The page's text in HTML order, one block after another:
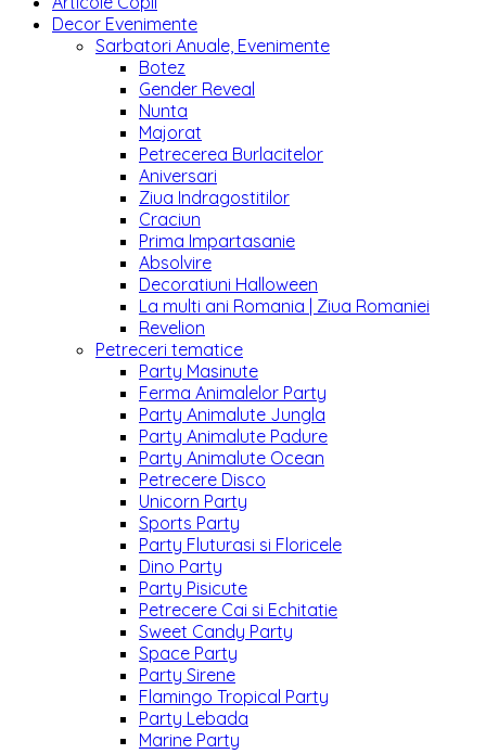
Decor Evenimente
Sarbatori Anuale, Evenimente
Botez
Gender Reveal
Nunta
Majorat
Petrecerea Burlacitelor
Aniversari
Ziua Indragostitilor
Craciun
Prima Impartasanie
Absolvire
Decoratiuni Halloween
La multi ani Romania | Ziua Romaniei
Revelion
Petreceri tematice
Party Masinute
Ferma Animalelor Party
Party Animalute Jungla
Party Animalute Padure
Party Animalute Ocean
Petrecere Disco
Unicorn Party
Sports Party
Party Fluturasi si Floricele
Dino Party
Party Pisicute
Petrecere Cai si Echitatie
Sweet Candy Party
Space Party
Party Sirene
Flamingo Tropical Party
Party Lebada
Marine Party